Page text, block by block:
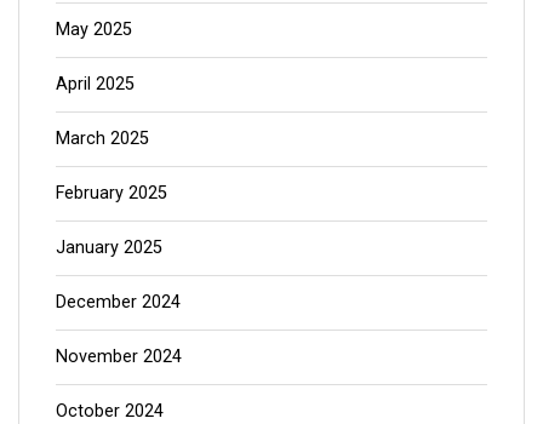
May 2025
April 2025
March 2025
February 2025
January 2025
December 2024
November 2024
October 2024